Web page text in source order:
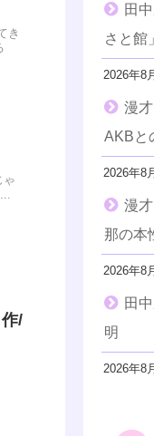
き
ゃ
/
田
さと館
2026年8
漫
AKBと
2026年8
漫
那の本
2026年8
田
明
2026年8